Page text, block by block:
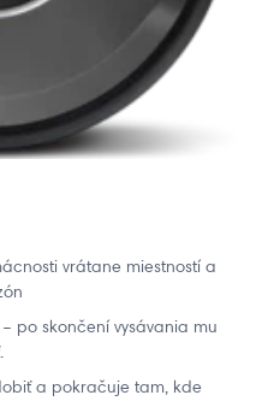
vrátane miestností a
po skončení vysávania mu
a pokračuje tam, kde